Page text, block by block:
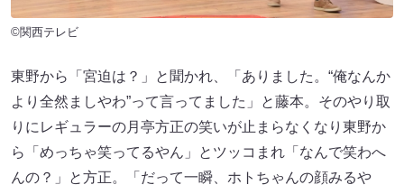
©関西テレビ
東野から「宮迫は？」と聞かれ、「ありました。“俺なんか
より全然ましやわ”って言ってました」と藤本。そのやり取
りにレギュラーの月亭方正の笑いが止まらなくなり東野か
ら「めっちゃ笑ってるやん」とツッコまれ「なんで笑わへ
んの？」と方正。「だって一瞬、ホトちゃんの顔みるや